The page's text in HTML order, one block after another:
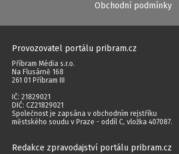
Obchodní podmínky
Provozovatel portálu pribram.cz
Příbram Média s.r.o.
Na Flusárně 168
261 01 Příbram III
IČ: 21829021
DIČ: CZ21829021
Společnost je zapsána v obchodním rejstříku
městského soudu v Praze - oddíl C, vložka 407087.
Redakce zpravodajství portálu pribram.cz